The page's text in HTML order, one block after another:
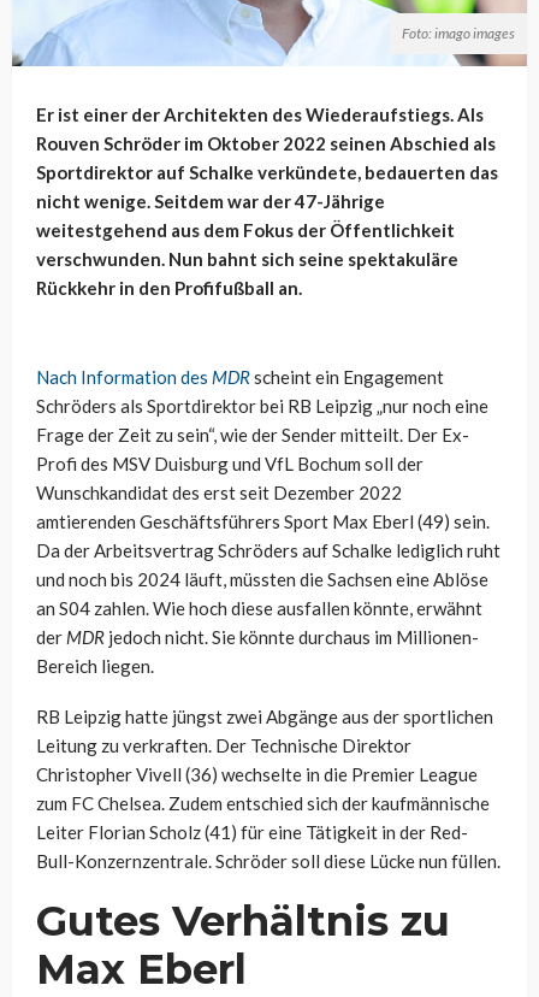
Foto: imago images
Er ist einer der Architekten des Wiederaufstiegs. Als
Rouven Schröder im Oktober 2022 seinen Abschied als
Sportdirektor auf Schalke verkündete, bedauerten das
nicht wenige. Seitdem war der 47-Jährige
weitestgehend aus dem Fokus der Öffentlichkeit
verschwunden. Nun bahnt sich seine spektakuläre
Rückkehr in den Profifußball an.
Nach Information des MDRscheint ein Engagement
Schröders als Sportdirektor bei RB Leipzig „nur noch eine
Frage der Zeit zu sein“, wie der Sender mitteilt. Der Ex-
Profi des MSV Duisburg und VfL Bochum soll der
Wunschkandidat des erst seit Dezember 2022
amtierenden Geschäftsführers Sport Max Eberl (49) sein.
Da der Arbeitsvertrag Schröders auf Schalke lediglich ruht
und noch bis 2024 läuft, müssten die Sachsen eine Ablöse
an S04 zahlen. Wie hoch diese ausfallen könnte, erwähnt
der MDR jedoch nicht. Sie könnte durchaus im Millionen-
Bereich liegen.
RB Leipzig hatte jüngst zwei Abgänge aus der sportlichen
Leitung zu verkraften. Der Technische Direktor
Christopher Vivell (36) wechselte in die Premier League
zum FC Chelsea. Zudem entschied sich der kaufmännische
Leiter Florian Scholz (41) für eine Tätigkeit in der Red-
Bull-Konzernzentrale. Schröder soll diese Lücke nun füllen.
Gutes Verhältnis zu
Max Eberl